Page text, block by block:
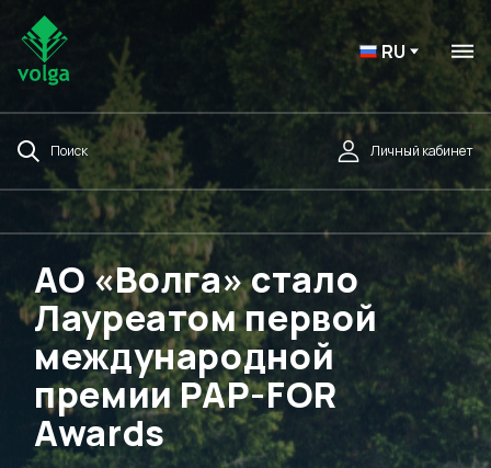
RU
Поиск Личный кабинет
АО «Волга» стало
Лауреатом первой
международной
премии PAP-FOR
Awards